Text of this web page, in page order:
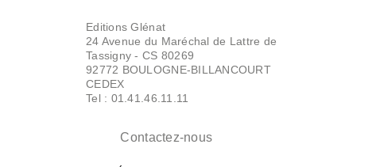
Editions Glénat
24 Avenue du Maréchal de Lattre de
Tassigny - CS 80269
92772 BOULOGNE-BILLANCOURT
CEDEX
Tel : 01.41.46.11.11
Contactez-nous